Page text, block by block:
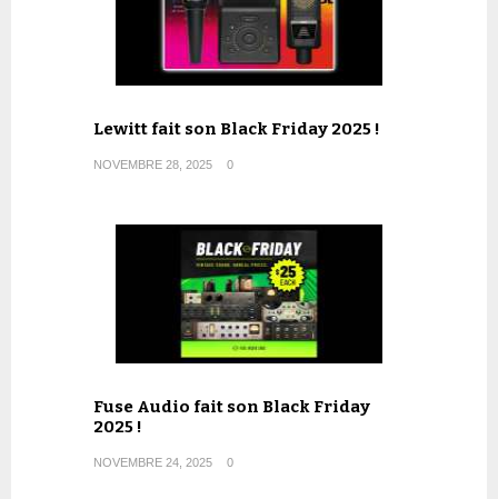
Lewitt fait son Black Friday 2025 !
NOVEMBRE 28, 2025 0
Fuse Audio fait son Black Friday
2025 !
NOVEMBRE 24, 2025 0